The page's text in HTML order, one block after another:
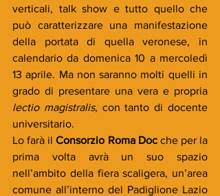
verticali, talk show e tutto quello che
può caratterizzare una manifestazione
della portata di quella veronese, in
calendario da domenica 10 a mercoledì
13 aprile. Ma non saranno molti quelli in
lectio magistralis, con tanto di docente
universitario.
Lo farà il Consorzio Roma Doc che per la
prima volta avrà un suo spazio
nell’ambito della fiera scaligera, un’area
comune all’interno del Padiglione Lazio